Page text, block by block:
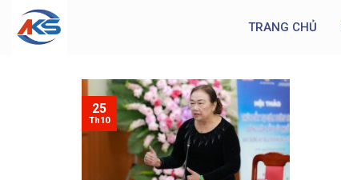
TRANG CHỦ
25
Th10